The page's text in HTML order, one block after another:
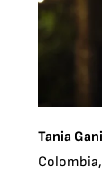
Tania